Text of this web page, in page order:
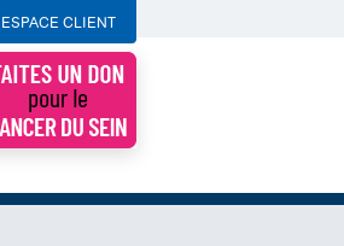
ESPACE CLIENT